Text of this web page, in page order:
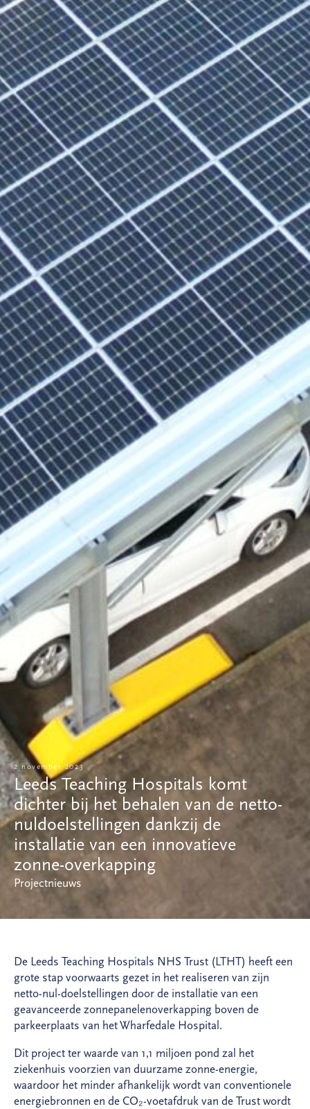
2 november 2023
Leeds Teaching Hospitals komt
dichter bij het behalen van de netto-
nuldoelstellingen dankzij de
installatie van een innovatieve
zonne-overkapping
Projectnieuws
De Leeds Teaching Hospitals NHS Trust (LTHT) heeft een
grote stap voorwaarts gezet in het realiseren van zijn
netto-nul-doelstellingen door de installatie van een
geavanceerde zonnepanelenoverkapping boven de
parkeerplaats van het Wharfedale Hospital.
Dit project ter waarde van 1,1 miljoen pond zal het
ziekenhuis voorzien van duurzame zonne-energie,
waardoor het minder afhankelijk wordt van conventionele
energiebronnen en de CO₂-voetafdruk van de Trust wordt